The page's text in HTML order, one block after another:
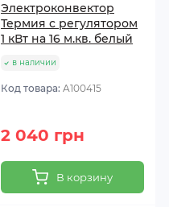
Электроконвектор
Термия с регулятором
1 кВт на 16 м.кв. белый
в наличии
Код товара: A100415
2 040 грн
В корзину